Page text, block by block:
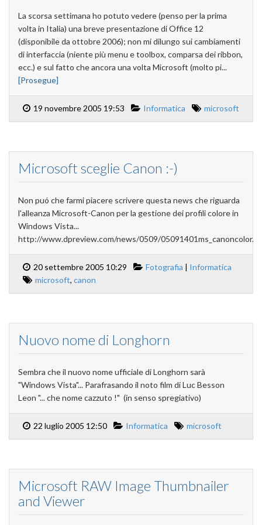
La scorsa settimana ho potuto vedere (penso per la prima
volta in Italia) una breve presentazione di Office 12
(disponibile da ottobre 2006); non mi dilungo sui cambiamenti
di interfaccia (niente più menu e toolbox, comparsa dei ribbon,
ecc.) e sul fatto che ancora una volta Microsoft (molto pi...
[Prosegue]
19 novembre 2005 19:53 Informatica microsoft
Microsoft sceglie Canon :-)
Non puó che farmi piacere scrivere questa news che riguarda
l'alleanza Microsoft-Canon per la gestione dei profili colore in
Windows Vista...
http://www.dpreview.com/news/0509/
20 settembre 2005 10:29 Fotografia | Informatica
microsoft, canon
Nuovo nome di Longhorn
Sembra che il nuovo nome ufficiale di Longhorn sarà
"Windows Vista"... Parafrasando il noto film di Luc Besson
Leon "... che nome cazzuto !" (in senso spregiativo)
22 luglio 2005 12:50 Informatica microsoft
Microsoft RAW Image Thumbnailer
and Viewer